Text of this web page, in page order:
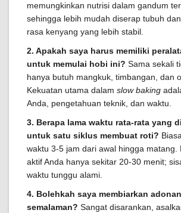
memungkinkan nutrisi dalam gandum
sehingga lebih mudah diserap tubuh
rasa kenyang yang lebih stabil.
2. Apakah saya harus memiliki
untuk memulai hobi ini? Sama sekali
hanya butuh mangkuk, timbangan, dan
Kekuatan utama dalam slow baking
Anda, pengetahuan teknik, dan waktu.
3. Berapa lama waktu rata-rata yang
untuk satu siklus membuat roti?
waktu 3-5 jam dari awal hingga matang.
aktif Anda hanya sekitar 20-30 menit;
waktu tunggu alami.
4. Bolehkah saya membiarkan
semalaman? Sangat disarankan,